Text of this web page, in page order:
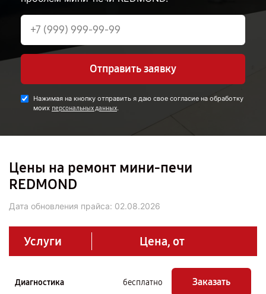
Отправить заявку
Нажимая на кнопку отправить я даю свое согласие на обработку
моих персональных данных.
Цены на ремонт мини-печи
REDMOND
Дата обновления прайса: 02.08.2026
Услуги Цена, от
Диагностика бесплатно Заказать